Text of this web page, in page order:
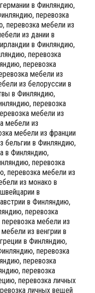
в Финляндию,
перевозка
перевозка мебели из
из дании в
в Финляндию,
перевозка
перевозка
мебели из
из белоруссии в
в Финляндию,
перевозка
мебели из
мебели из
мебели из франции
бельгии в Финляндию,
в Финляндию,
перевозка
перевозка мебели из
из монако в
в
в Финляндию,
перевозка
мебели из
из венгрии в
в Финляндию,
перевозка
перевозка
перевозка
перевозка личных
личных вещей